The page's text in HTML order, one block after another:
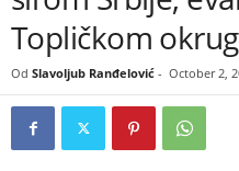
Topličkom
Od Slavoljub Ranđelović - October 2,